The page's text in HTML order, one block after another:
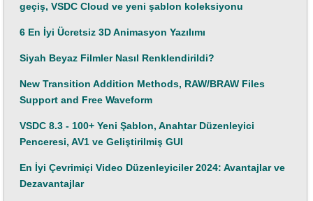
geçiş, VSDC Cloud ve yeni şablon koleksiyonu
6 En İyi Ücretsiz 3D Animasyon Yazılımı
Siyah Beyaz Filmler Nasıl Renklendirildi?
New Transition Addition Methods, RAW/BRAW Files
Support and Free Waveform
VSDC 8.3 - 100+ Yeni Şablon, Anahtar Düzenleyici
Penceresi, AV1 ve Geliştirilmiş GUI
En İyi Çevrimiçi Video Düzenleyiciler 2024: Avantajlar ve
Dezavantajlar